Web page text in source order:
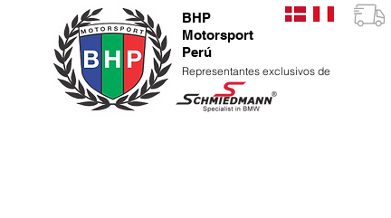
BHP
Motorsport
Perú
Representantes exclusivos de